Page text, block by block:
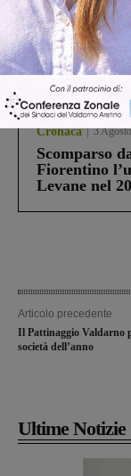
Cronaca 4
Un anno fa
Gianni,
processo, lo
Cronaca 3
Scomparso
Fiorentino
Levane nel
Articolo precedente
Il Pattinaggio Valdarno
società dell’anno
Ultime Notizie